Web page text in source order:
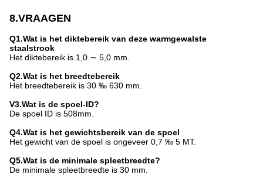
8.VRAAGEN
Q1.Wat is het diktebereik van deze warmgewalste
staalstrook
Het diktebereik is 1,0 ∼ 5,0 mm.
Q2.Wat is het breedtebereik
Het breedtebereik is 30 ‰ 630 mm.
V3.Wat is de spoel-ID?
De spoel ID is 508mm.
Q4.Wat is het gewichtsbereik van de spoel
Het gewicht van de spoel is ongeveer 0,7 ‰ 5 MT.
Q5.Wat is de minimale spleetbreedte?
De minimale spleetbreedte is 30 mm.